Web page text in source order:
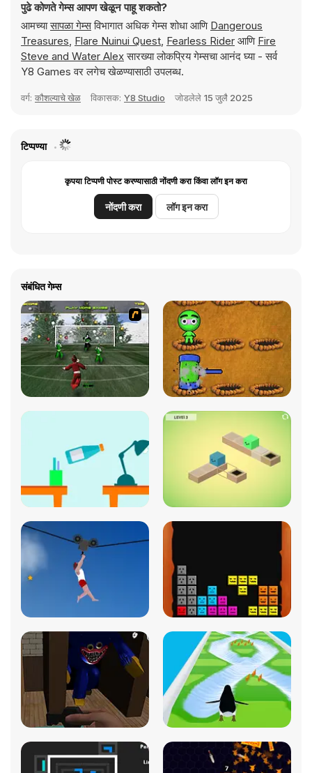
पुढे कोणते गेम्स आपण खेळून पाहू शकतो?
आमच्यासापळा गेम्सविभागात अधिक गेम्स शोधा आणि Dangerous
Treasures, Flare Nuinui Quest, Fearless Rider आणि Fire
Steve and Water Alexसारख्या लोकप्रिय गेम्सचा आनंद घ्या - सर्व
Y8 Games वर लगेच खेळण्यासाठी उपलब्ध.
वर्ग: कौशल्याचे खेळ विकासक: Y8 Studio जोडलेले 15 जुलै 2025
टिप्पण्या
कृपया टिप्पणी पोस्ट करण्यासाठी नोंदणी करा किंवा लॉग इन करा
नोंदणी करा लॉग इन करा
संबंधित गेम्स